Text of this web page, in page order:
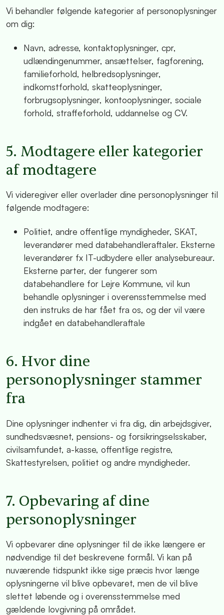
Vi behandler følgende kategorier af personoplysninger
om dig:
Navn, adresse, kontaktoplysninger, cpr,
udlændingenummer, ansættelser, fagforening,
familieforhold, helbredsoplysninger,
indkomstforhold, skatteoplysninger,
forbrugsoplysninger, kontooplysninger, sociale
forhold, straffeforhold, uddannelse og CV.
5. Modtagere eller kategorier
af modtagere
Vi videregiver eller overlader dine personoplysninger til
følgende modtagere:
Politiet, andre offentlige myndigheder, SKAT,
leverandører med databehandleraftaler. Eksterne
leverandører fx IT-udbydere eller analysebureaur.
Eksterne parter, der fungerer som
databehandlere for Lejre Kommune, vil kun
behandle oplysninger i overensstemmelse med
den instruks de har fået fra os, og der vil være
indgået en databehandleraftale
6. Hvor dine
personoplysninger stammer
fra
Dine oplysninger indhenter vi fra dig, din arbejdsgiver,
sundhedsvæsnet, pensions- og forsikringselsskaber,
civilsamfundet, a-kasse, offentlige registre,
Skattestyrelsen, politiet og andre myndigheder.
7. Opbevaring af dine
personoplysninger
Vi opbevarer dine oplysninger til de ikke længere er
nødvendige til det beskrevene formål. Vi kan på
nuværende tidspunkt ikke sige præcis hvor længe
oplysningerne vil blive opbevaret, men de vil blive
slettet løbende og i overensstemmelse med
gældende lovgivning på området.